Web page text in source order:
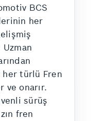
BCS
her
türlü Fren
onarır.
sürüş
fren